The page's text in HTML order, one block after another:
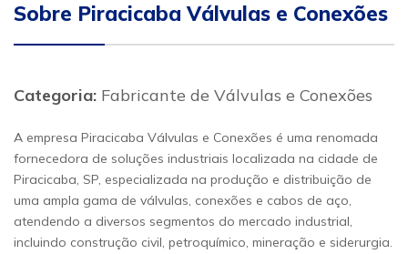
Sobre Piracicaba Válvulas e Conexões
Categoria: Fabricante de Válvulas e Conexões
A empresa Piracicaba Válvulas e Conexões é uma renomada
fornecedora de soluções industriais localizada na cidade de
Piracicaba, SP, especializada na produção e distribuição de
uma ampla gama de válvulas, conexões e cabos de aço,
atendendo a diversos segmentos do mercado industrial,
incluindo construção civil, petroquímico, mineração e siderurgia.